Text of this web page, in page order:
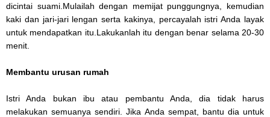
dicintai suami.Mulailah dengan memijat punggungnya, kemudian
kaki dan jari-jari lengan serta kakinya, percayalah istri Anda layak
untuk mendapatkan itu.Lakukanlah itu dengan benar selama 20-30
menit.
Membantu urusan rumah
Istri Anda bukan ibu atau pembantu Anda, dia tidak harus
melakukan semuanya sendiri. Jika Anda sempat, bantu dia untuk